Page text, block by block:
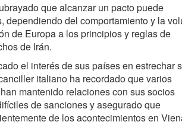
que alcanzar un pacto puede
dependiendo del comportamiento y la
de Europa a los principios y reglas de
de Irán.
el interés de sus países en estrechar
italiano ha recordado que varios
mantenido relaciones con sus socios
de sanciones y asegurado que
de los acontecimientos en